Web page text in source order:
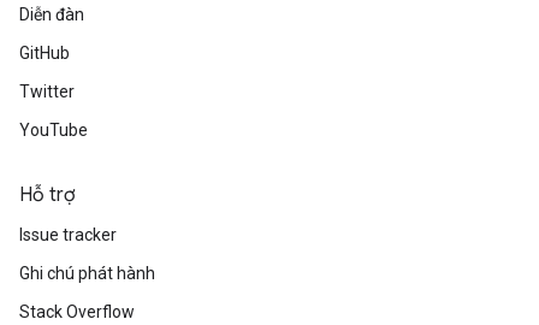
Diễn đàn
GitHub
Twitter
YouTube
Hỗ trợ
Issue tracker
Ghi chú phát hành
Stack Overflow